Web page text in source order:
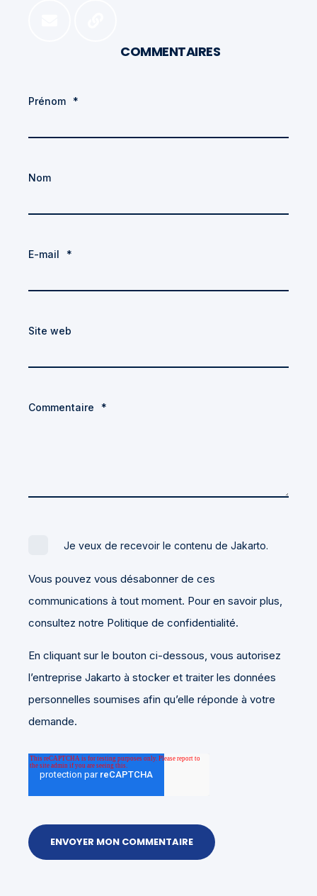
COMMENTAIRES
Prénom *
Nom
E-mail *
Site web
Commentaire *
Je veux de recevoir le contenu de Jakarto.
Vous pouvez vous désabonner de ces
communications à tout moment. Pour en savoir plus,
consultez notre Politique de confidentialité.
En cliquant sur le bouton ci-dessous, vous autorisez
l’entreprise Jakarto à stocker et traiter les données
personnelles soumises afin qu’elle réponde à votre
demande.